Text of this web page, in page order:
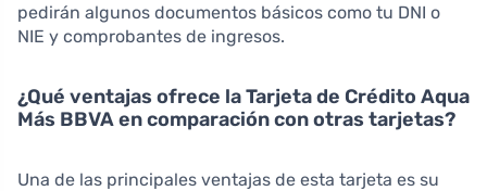
pedirán algunos documentos básicos como tu DNI o
NIE y comprobantes de ingresos.
¿Qué ventajas ofrece la Tarjeta de Crédito Aqua
Más BBVA en comparación con otras tarjetas?
Una de las principales ventajas de esta tarjeta es su